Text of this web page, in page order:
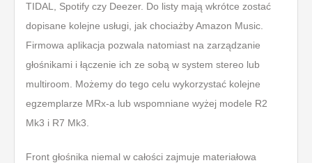
TIDAL, Spotify czy Deezer. Do listy mają wkrótce zostać
dopisane kolejne usługi, jak chociażby Amazon Music.
Firmowa aplikacja pozwala natomiast na zarządzanie
głośnikami i łączenie ich ze sobą w system stereo lub
multiroom. Możemy do tego celu wykorzystać kolejne
egzemplarze MRx-a lub wspomniane wyżej modele R2
Mk3 i R7 Mk3.
Front głośnika niemal w całości zajmuje materiałowa